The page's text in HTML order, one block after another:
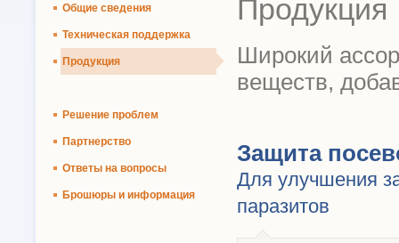
Общие сведения
Техническая поддержка
Продукция
Решение проблем
Партнерство
Ответы на вопросы
Брошюры и информация
Продукция
Широкий
веществ,
Защита
Для улучшения
паразитов